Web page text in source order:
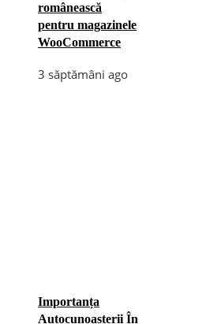
românească
pentru magazinele
WooCommerce
3 săptămâni ago
Importanța
Autocunoașterii În